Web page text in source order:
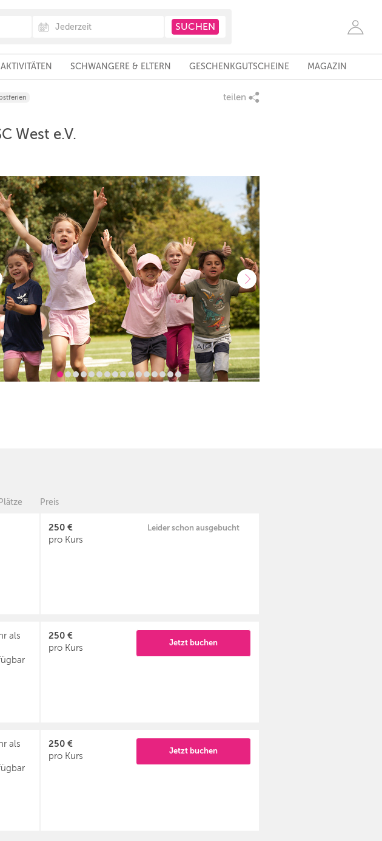
SCHWANGERE & ELTERN GESCHENKGUTSCHEINE MAGAZIN
teilen
West e.V.
Preis
250 €
pro Kurs
Leider schon ausgebucht
als
250 €
pro Kurs
Jetzt buchen
als
250 €
pro Kurs
Jetzt buchen